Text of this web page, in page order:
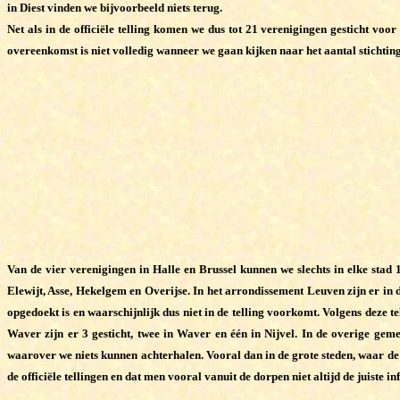
in Diest vinden we bijvoorbeeld niets terug.
Net als in de officiële telling komen we dus tot 21 verenigingen gesticht
overeenkomst is niet volledig wanneer we gaan kijken naar het aantal
Van de vier verenigingen in Halle en Brussel kunnen we slechts in elke
Elewijt, Asse, Hekelgem en Overijse. In het arrondissement Leuven zijn er
opgedoekt is en waarschijnlijk dus niet in de telling voorkomt. Volgens deze
Waver zijn er 3 gesticht, twee in Waver en één in Nijvel. In de overige
waarover we niets kunnen achterhalen. Vooral dan in de grote steden, waar
de officiële tellingen en dat men vooral vanuit de dorpen niet altijd de juiste